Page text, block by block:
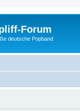
Forum
deutsche Popband